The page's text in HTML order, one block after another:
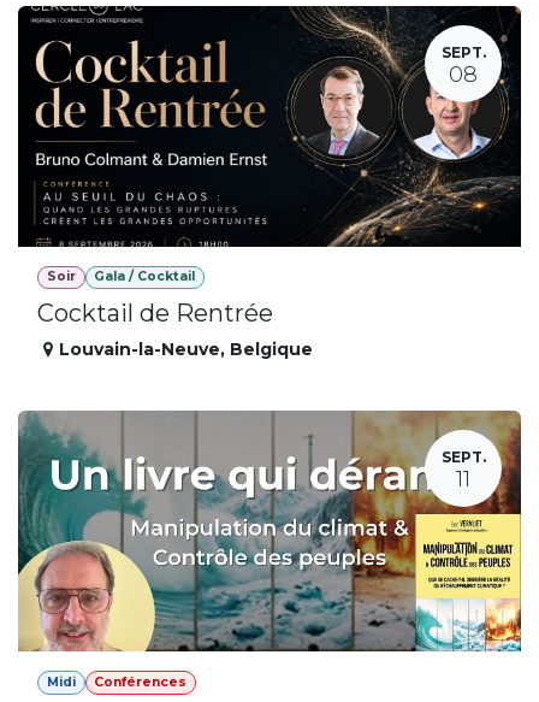
SEPT.
08
Soir Gala / Cocktail
Cocktail de Rentrée
Louvain-la-Neuve, Belgique
SEPT.
11
Midi Conférences